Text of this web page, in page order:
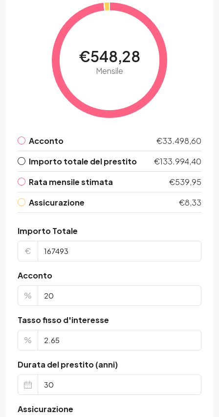
€548,28
Mensile
Acconto
€33.498,60
Importo totale del prestito
€133.994,40
Rata mensile stimata
€539,95
Assicurazione
€8,33
Importo Totale
€
Acconto
%
Tasso fisso d'interesse
%
Durata del prestito (anni)
Assicurazione